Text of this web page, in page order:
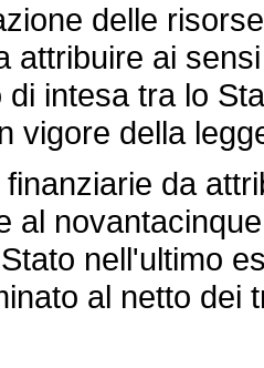
delle
attribuire ai
intesa tra lo
vigore della
da
al
nell'ultimo
al netto dei